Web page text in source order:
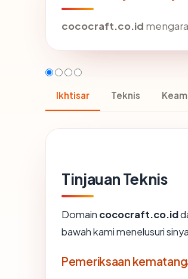
cococraft.co.id
Ikhtisar Teknis
Tinjauan Teknis
Domain cococraft.co.id
bawah kami menelusuri
Pemeriksaan